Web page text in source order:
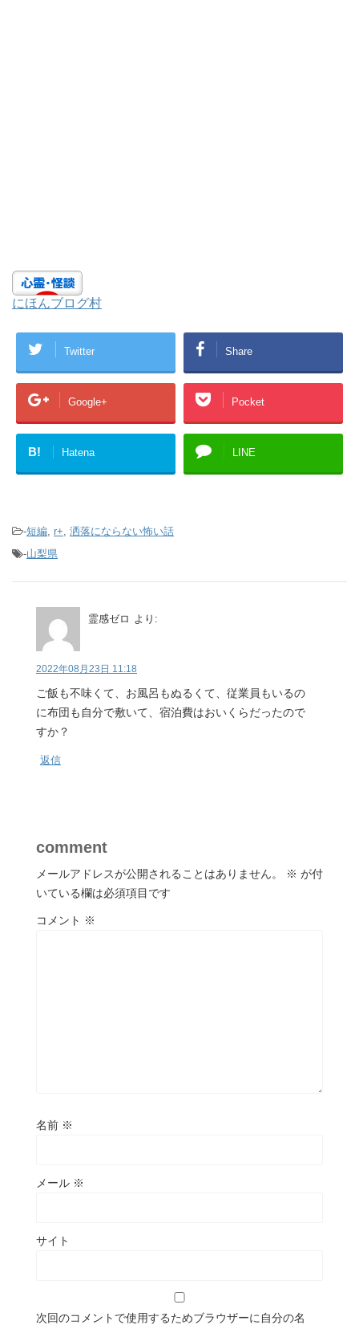
にほんブログ村
Twitter Share
Google+ Pocket
B! Hatena LINE
-短編 r+ 洒落にならない怖い話
-山梨県
霊感ゼロ より:
2022年08月23日 11:18
ご飯も不味くて、お風呂もぬるくて、従業員もいるの
に布団も自分で敷いて、宿泊費はおいくらだったので
すか？
返信
comment
メールアドレスが公開されることはありません。 ※ が付
いている欄は必須項目です
コメント ※
名前 ※
メール ※
サイト
次回のコメントで使用するためブラウザーに自分の名